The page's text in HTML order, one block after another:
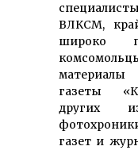
ВЛКСМ,
широко
материалы
газеты
других
газет и